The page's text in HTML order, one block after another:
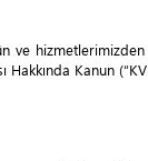
ve
Kanun